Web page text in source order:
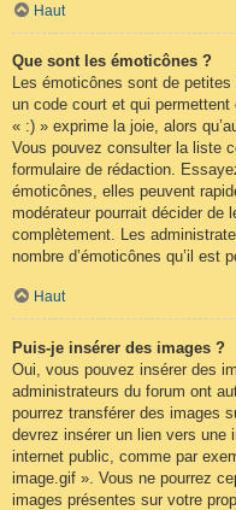
Haut
Que sont les émoticônes ?
Les émoticônes sont de
un code court et qui permettent
« :) » exprime la joie, alors
Vous pouvez consulter la liste
formulaire de rédaction.
émoticônes, elles peuvent
modérateur pourrait décider de
complètement. Les
nombre d’émoticônes qu’il est
Haut
Puis-je insérer des images ?
Oui, vous pouvez insérer des
administrateurs du forum ont
pourrez transférer des images
devrez insérer un lien vers une
internet public, comme par
image.gif ». Vous ne pourrez
images présentes sur votre